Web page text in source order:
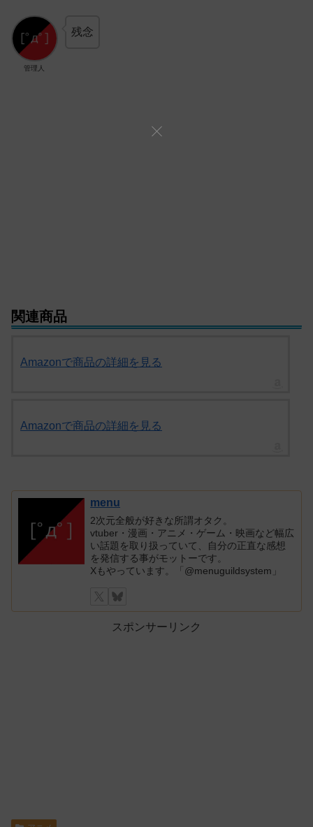
管理人
残念
関連商品
Amazonで商品の詳細を見る
Amazonで商品の詳細を見る
menu
2次元全般が好きな所謂オタク。
vtuber・漫画・アニメ・ゲーム・映画など幅広
い話題を取り扱っていて、自分の正直な感想
を発信する事がモットーです。
Xもやっています。「@menuguildsystem」
スポンサーリンク